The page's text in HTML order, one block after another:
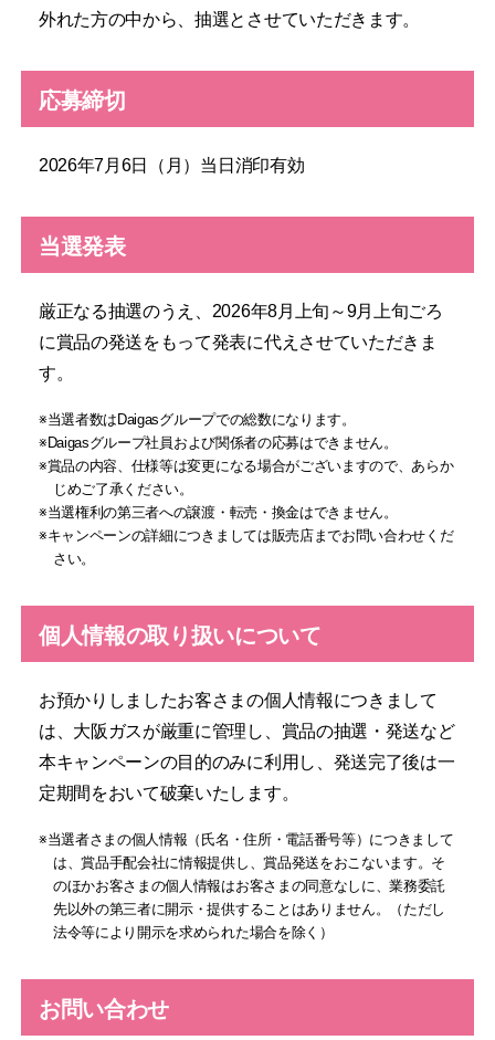
外れた方の中から、抽選とさせていただきます。
応募締切
2026年7月6日（月）当日消印有効
当選発表
厳正なる抽選のうえ、2026年8月上旬～9月上旬ごろ
に賞品の発送をもって発表に代えさせていただきま
す。
当選者数はDaigasグループでの総数になります。
Daigasグループ社員および関係者の応募はできません。
賞品の内容、仕様等は変更になる場合がございますので、あらか
じめご了承ください。
当選権利の第三者への譲渡・転売・換金はできません。
キャンペーンの詳細につきましては販売店までお問い合わせくだ
さい。
個人情報の取り扱いについて
お預かりしましたお客さまの個人情報につきまして
は、大阪ガスが厳重に管理し、賞品の抽選・発送など
本キャンペーンの目的のみに利用し、発送完了後は一
定期間をおいて破棄いたします。
当選者さまの個人情報（氏名・住所・電話番号等）につきまして
は、賞品手配会社に情報提供し、賞品発送をおこないます。そ
のほかお客さまの個人情報はお客さまの同意なしに、業務委託
先以外の第三者に開示・提供することはありません。（ただし
法令等により開示を求められた場合を除く）
お問い合わせ